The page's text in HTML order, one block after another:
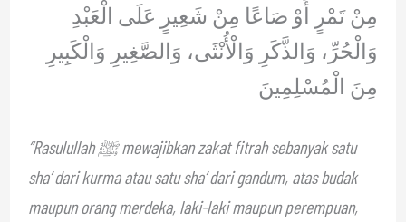
مِنْ تَمْرٍ أَوْ صَاعًا مِنْ شَعِيرٍ عَلَى الْعَبْدِ
وَالْحُرِّ، وَالذَّكَرِ وَالْأُنْثَى، وَالصَّغِيرِ وَالْكَبِيرِ
مِنَ الْمُسْلِمِينَ
“Rasulullah ﷺ mewajibkan zakat fitrah sebanyak satu
sha‘ dari kurma atau satu sha‘ dari gandum, atas budak
maupun orang merdeka, laki-laki maupun perempuan,